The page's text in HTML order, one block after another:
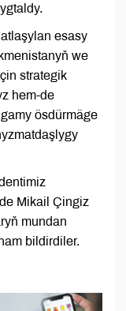
esasy
we
strategik
hem-de
ösdürmäge
Mikail Çingiz
mundan
bildirdiler.